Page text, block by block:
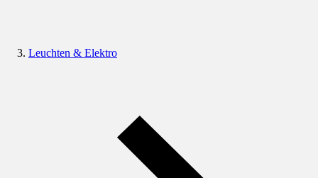
Leuchten & Elektro